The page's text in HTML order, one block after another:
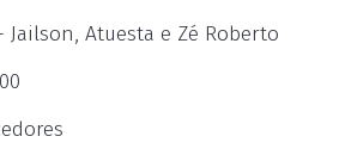
Jailson, Atuesta e Zé Roberto